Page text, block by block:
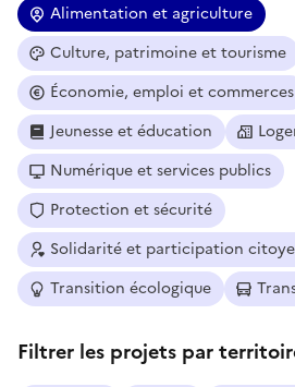
Alimentation et agriculture
Culture, patrimoine et tourisme
Économie, emploi et commerces
Jeunesse et éducation
Numérique et services publics
Protection et sécurité
Solidarité et participation
Transition écologique
Filtrer les projets par